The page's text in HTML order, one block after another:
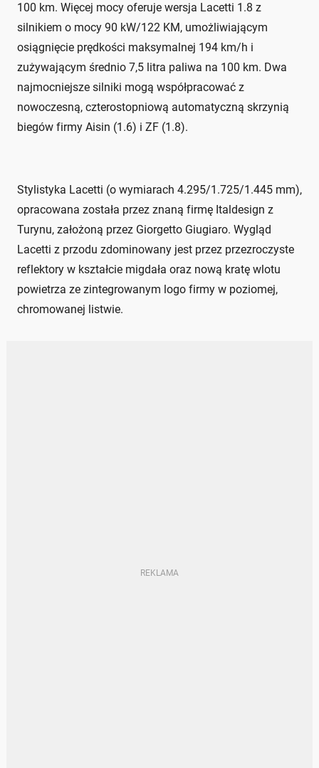
100 km. Więcej mocy oferuje wersja Lacetti 1.8 z
silnikiem o mocy 90 kW/122 KM, umożliwiającym
osiągnięcie prędkości maksymalnej 194 km/h i
zużywającym średnio 7,5 litra paliwa na 100 km. Dwa
najmocniejsze silniki mogą współpracować z
nowoczesną, czterostopniową automatyczną skrzynią
biegów firmy Aisin (1.6) i ZF (1.8).
Stylistyka Lacetti (o wymiarach 4.295/1.725/1.445 mm),
opracowana została przez znaną firmę Italdesign z
Turynu, założoną przez Giorgetto Giugiaro. Wygląd
Lacetti z przodu zdominowany jest przez przezroczyste
reflektory w kształcie migdała oraz nową kratę wlotu
powietrza ze zintegrowanym logo firmy w poziomej,
chromowanej listwie.